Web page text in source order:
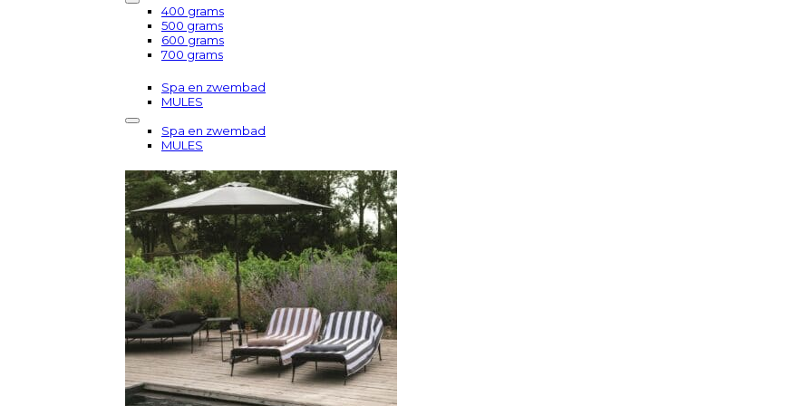
400 grams
500 grams
600 grams
700 grams
Spa en zwembad
MULES
Spa en zwembad
MULES